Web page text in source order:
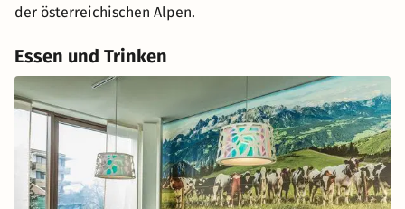
der österreichischen Alpen.
Essen und Trinken